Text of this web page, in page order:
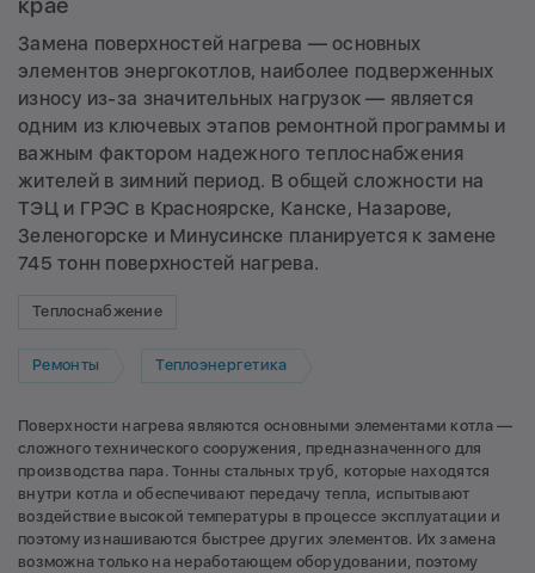
крае
Замена поверхностей нагрева — основных
элементов энергокотлов, наиболее подверженных
износу из-за значительных нагрузок — является
одним из ключевых этапов ремонтной программы и
важным фактором надежного теплоснабжения
жителей в зимний период. В общей сложности на
ТЭЦ и ГРЭС в Красноярске, Канске, Назарове,
Зеленогорске и Минусинске планируется к замене
745 тонн поверхностей нагрева.
Теплоснабжение
Ремонты Теплоэнергетика
Поверхности нагрева являются основными элементами котла —
сложного технического сооружения, предназначенного для
производства пара. Тонны стальных труб, которые находятся
внутри котла и обеспечивают передачу тепла, испытывают
воздействие высокой температуры в процессе эксплуатации и
поэтому изнашиваются быстрее других элементов. Их замена
возможна только на неработающем оборудовании, поэтому